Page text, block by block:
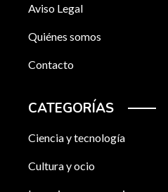
Aviso Legal
Quiénes somos
Contacto
CATEGORÍAS
Ciencia y tecnología
Cultura y ocio